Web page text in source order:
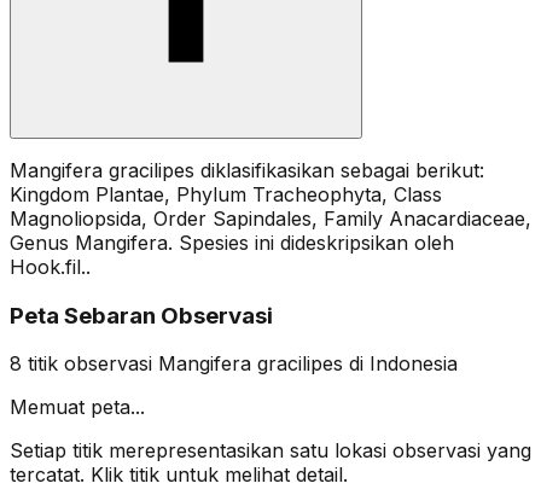
Mangifera gracilipes diklasifikasikan sebagai berikut:
Kingdom Plantae, Phylum Tracheophyta, Class
Magnoliopsida, Order Sapindales, Family Anacardiaceae,
Genus Mangifera. Spesies ini dideskripsikan oleh
Hook.fil..
Peta Sebaran Observasi
8 titik observasi Mangifera gracilipes di Indonesia
Memuat peta...
Setiap titik merepresentasikan satu lokasi observasi yang
tercatat. Klik titik untuk melihat detail.